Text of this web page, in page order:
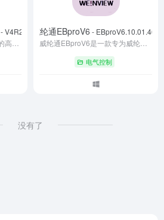
- V4R24C4SPC10威纶通EBproV6 - EBproV6.10.01.465
电气控制
没有了